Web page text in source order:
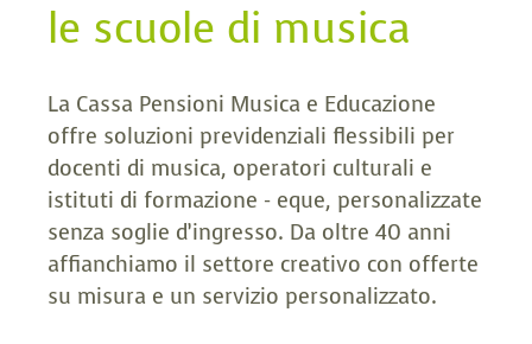
le scuole di musica
La Cassa Pensioni Musica e Educazione
offre soluzioni previdenziali flessibili per
docenti di musica, operatori culturali e
istituti di formazione - eque, personalizzate
senza soglie d’ingresso. Da oltre 40 anni
affianchiamo il settore creativo con offerte
su misura e un servizio personalizzato.